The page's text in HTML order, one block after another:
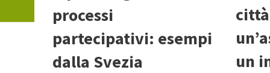
processi
partecipativi: esempi
dalla Svezia
un